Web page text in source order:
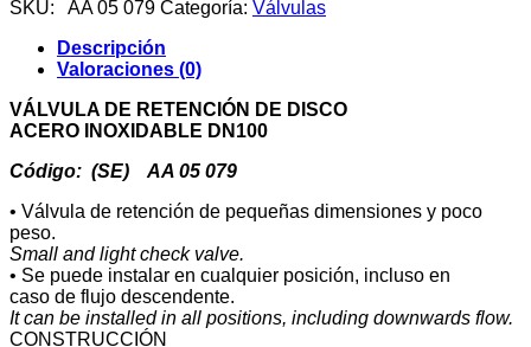
inox
DN100
cantidad
SKU: AA 05 079 Categoría: Válvulas
Descripción
Valoraciones (0)
VÁLVULA DE RETENCIÓN DE DISCO
ACERO INOXIDABLE DN100
Código: (SE) AA 05 079
• Válvula de retención de pequeñas dimensiones y poco
peso.
Small and light check valve.
• Se puede instalar en cualquier posición, incluso en
caso de flujo descendente.
It can be installed in all positions, including downwards flow.
CONSTRUCCIÓN